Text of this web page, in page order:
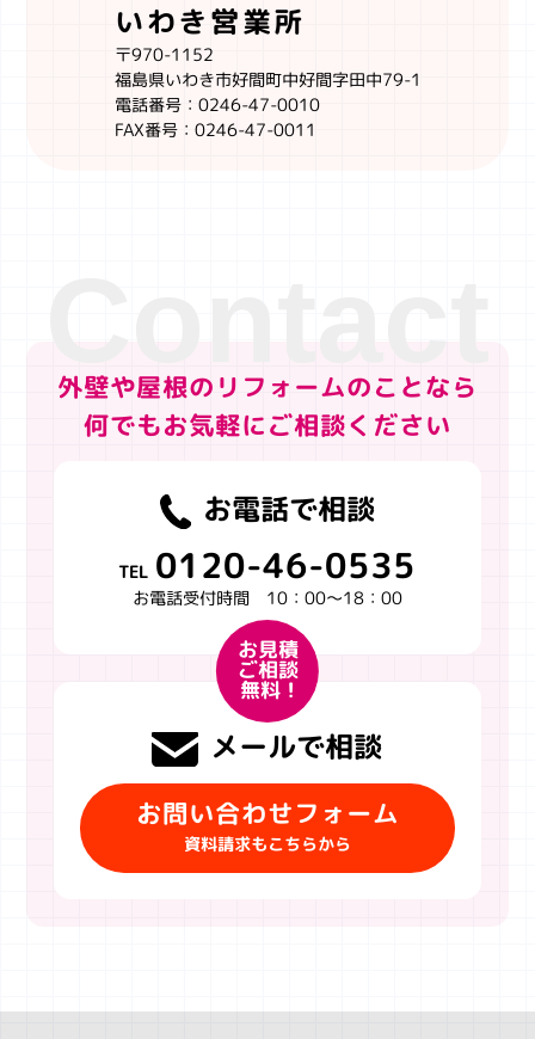
いわき営業所
〒970-1152
福島県いわき市好間町中好間字田中79-1
電話番号：0246-47-0010
FAX番号：0246-47-0011
外壁や屋根のリフォームのことなら
何でもお気軽にご相談ください
お見積
ご相談
無料 !
お電話で相談
TEL 0120-46-0535
お電話受付時間 10：00～18：00
メールで相談
お問い合わせフォーム
資料請求もこちらから